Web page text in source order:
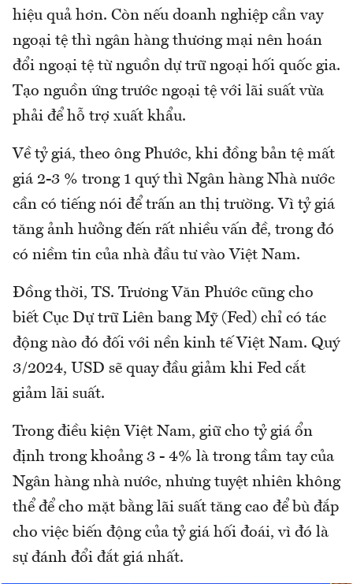
hiệu quả hơn. Còn nếu doanh nghiệp cần vay
ngoại tệ thì ngân hàng thương mại nên hoán
đổi ngoại tệ từ nguồn dự trữ ngoại hối quốc gia.
Tạo nguồn ứng trước ngoại tệ với lãi suất vừa
phải để hỗ trợ xuất khẩu.
Về tỷ giá, theo ông Phước, khi đồng bản tệ mất
giá 2-3 % trong 1 quý thì Ngân hàng Nhà nước
cần có tiếng nói để trấn an thị trường. Vì tỷ giá
tăng ảnh hưởng đến rất nhiều vấn đề, trong đó
có niềm tin của nhà đầu tư vào Việt Nam.
Đồng thời, TS. Trương Văn Phước cũng cho
biết Cục Dự trữ Liên bang Mỹ (Fed) chỉ có tác
động nào đó đối với nền kinh tế Việt Nam. Quý
3/2024, USD sẽ quay đầu giảm khi Fed cắt
giảm lãi suất.
Trong điều kiện Việt Nam, giữ cho tỷ giá ổn
định trong khoảng 3 - 4% là trong tầm tay của
Ngân hàng nhà nước, nhưng tuyệt nhiên không
thể để cho mặt bằng lãi suất tăng cao để bù đắp
cho việc biến động của tỷ giá hối đoái, vì đó là
sự đánh đổi đắt giá nhất.